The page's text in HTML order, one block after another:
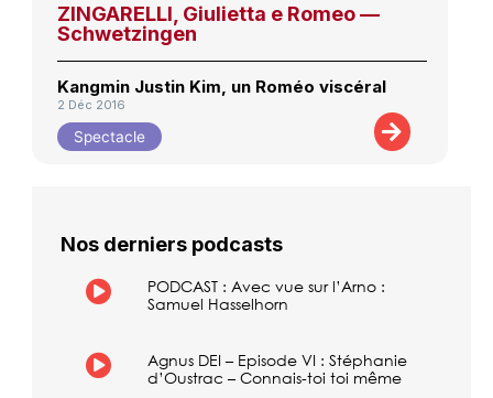
ZINGARELLI, Giulietta e Romeo —
Schwetzingen
Kangmin Justin Kim, un Roméo viscéral
2 Déc 2016
Spectacle
Nos derniers podcasts
PODCAST : Avec vue sur l’Arno :
Samuel Hasselhorn
Agnus DEI – Episode VI : Stéphanie
d’Oustrac – Connais-toi toi même